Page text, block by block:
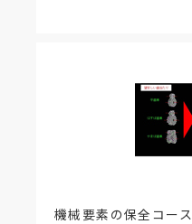
機械要素の保全コース